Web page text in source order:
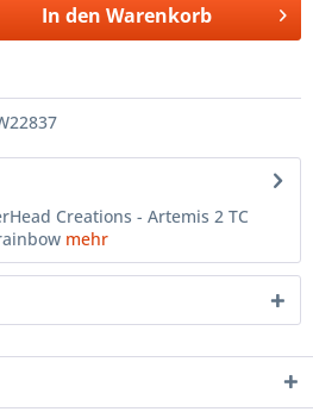
In den Warenkorb
Creations - Artemis 2 TC
mehr